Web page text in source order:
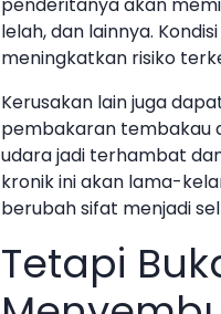
lelah, dan lainnya.
meningkatkan risiko
Kerusakan lain juga
pembakaran tembakau
udara jadi terhambat
kronik ini akan lama-
berubah sifat menjadi
Tetapi